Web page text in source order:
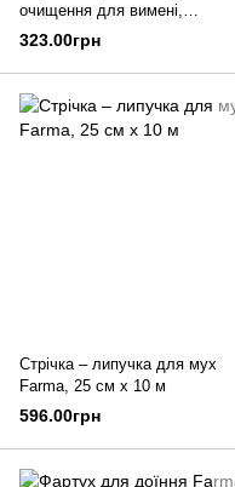
очищення для вимені,
одноразові
323.00грн
Стрічка – липучка для мух
Farma, 25 см x 10 м
596.00грн